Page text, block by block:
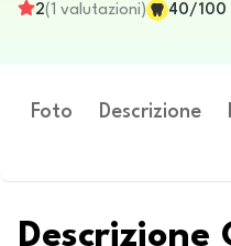
2(1 valutazioni) 40/100
Foto Descrizione
Descrizione